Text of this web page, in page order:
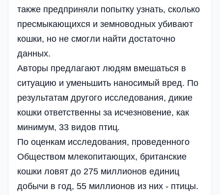
также предприняли попытку узнать, сколько
пресмыкающихся и земноводных убивают
кошки, но не смогли найти достаточно
данных.
Авторы предлагают людям вмешаться в
ситуацию и уменьшить наносимый вред. По
результатам другого исследования, дикие
кошки ответственны за исчезновение, как
минимум, 33 видов птиц.
По оценкам исследования, проведенного
Обществом млекопитающих, британские
кошки ловят до 275 миллионов единиц
добычи в год, 55 миллионов из них - птицы.